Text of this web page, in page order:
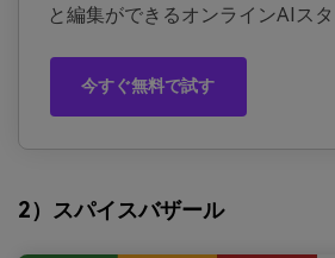
と編集ができるオンラインAIスタ
今すぐ無料で試す
2）スパイスバザール